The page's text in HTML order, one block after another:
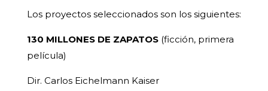
Los proyectos seleccionados son los siguientes:
130 MILLONES DE ZAPATOS(ficción, primera
película)
Dir. Carlos Eichelmann Kaiser